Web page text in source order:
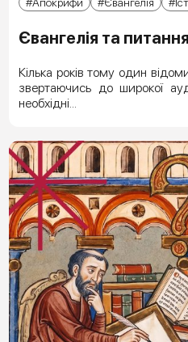
Євангелія та питання
Кілька років тому один
звертаючись до широкої
необхідні...